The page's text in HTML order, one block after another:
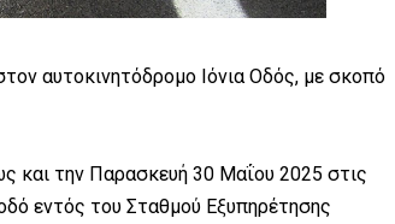
αυτοκινητόδρομο Ιόνια Οδός, με σκοπό
και την Παρασκευή 30 Μαΐου 2025 στις
εντός του Σταθμού Εξυπηρέτησης